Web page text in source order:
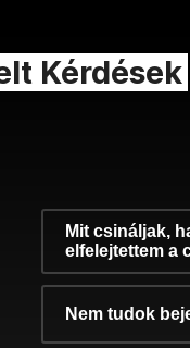
Kérdések
Mit csináljak,
elfelejtettem a
Nem tudok